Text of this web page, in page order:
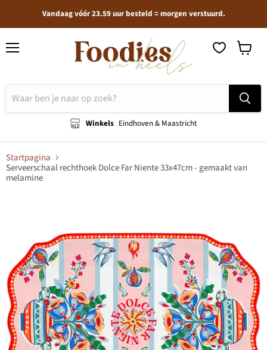
Vandaag vóór 23.59 uur besteld = morgen verstuurd.
Winkels Eindhoven & Maastricht
Startpagina
Serveerschaal rechthoek Dolce Far Niente 33x47cm - gemaakt van
melamine